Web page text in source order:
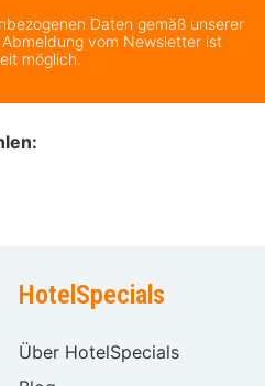
Daten gemäß unserer
Abmeldung vom Newsletter ist
möglich.
HotelSpecials
Über HotelSpecials